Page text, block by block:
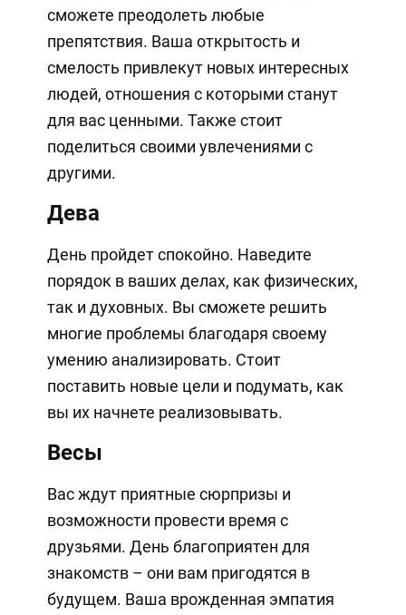
сможете преодолеть любые
препятствия. Ваша открытость и
смелость привлекут новых интересных
людей, отношения с которыми станут
для вас ценными. Также стоит
поделиться своими увлечениями с
другими.
Дева
День пройдет спокойно. Наведите
порядок в ваших делах, как физических,
так и духовных. Вы сможете решить
многие проблемы благодаря своему
умению анализировать. Стоит
поставить новые цели и подумать, как
вы их начнете реализовывать.
Весы
Вас ждут приятные сюрпризы и
возможности провести время с
друзьями. День благоприятен для
знакомств – они вам пригодятся в
будущем. Ваша врожденная эмпатия